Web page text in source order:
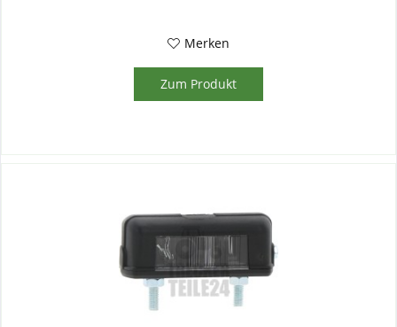
Merken
Zum Produkt